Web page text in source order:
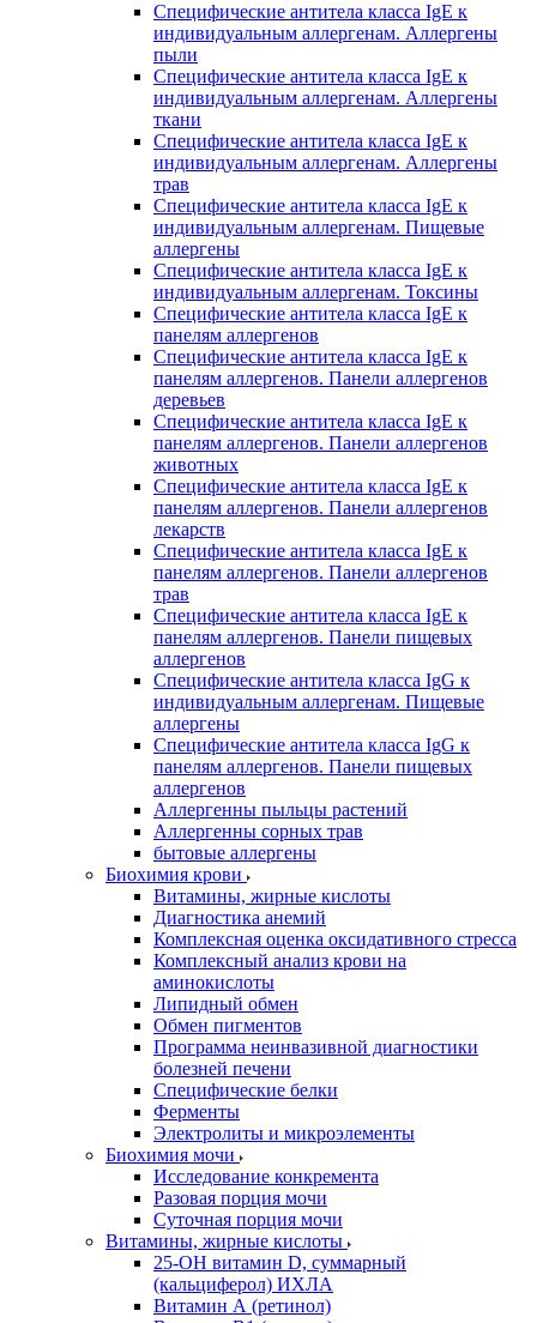
Специфические антитела класса IgE к
индивидуальным аллергенам. Аллергены
пыли
Специфические антитела класса IgE к
индивидуальным аллергенам. Аллергены
ткани
Специфические антитела класса IgE к
индивидуальным аллергенам. Аллергены
трав
Специфические антитела класса IgE к
индивидуальным аллергенам. Пищевые
аллергены
Специфические антитела класса IgE к
индивидуальным аллергенам. Токсины
Специфические антитела класса IgE к
панелям аллергенов
Специфические антитела класса IgE к
панелям аллергенов. Панели аллергенов
деревьев
Специфические антитела класса IgE к
панелям аллергенов. Панели аллергенов
животных
Специфические антитела класса IgE к
панелям аллергенов. Панели аллергенов
лекарств
Специфические антитела класса IgE к
панелям аллергенов. Панели аллергенов
трав
Специфические антитела класса IgE к
панелям аллергенов. Панели пищевых
аллергенов
Специфические антитела класса IgG к
индивидуальным аллергенам. Пищевые
аллергены
Специфические антитела класса IgG к
панелям аллергенов. Панели пищевых
аллергенов
Аллергенны пыльцы растений
Аллергенны сорных трав
бытовые аллергены
Биохимия крови
Витамины, жирные кислоты
Диагностика анемий
Комплексная оценка оксидативного стресса
Комплексный анализ крови на
аминокислоты
Липидный обмен
Обмен пигментов
Программа неинвазивной диагностики
болезней печени
Специфические белки
Ферменты
Электролиты и микроэлементы
Биохимия мочи
Исследование конкремента
Разовая порция мочи
Суточная порция мочи
Витамины, жирные кислоты
25-OH витамин D, суммарный
(кальциферол) ИХЛА
Витамин А (ретинол)